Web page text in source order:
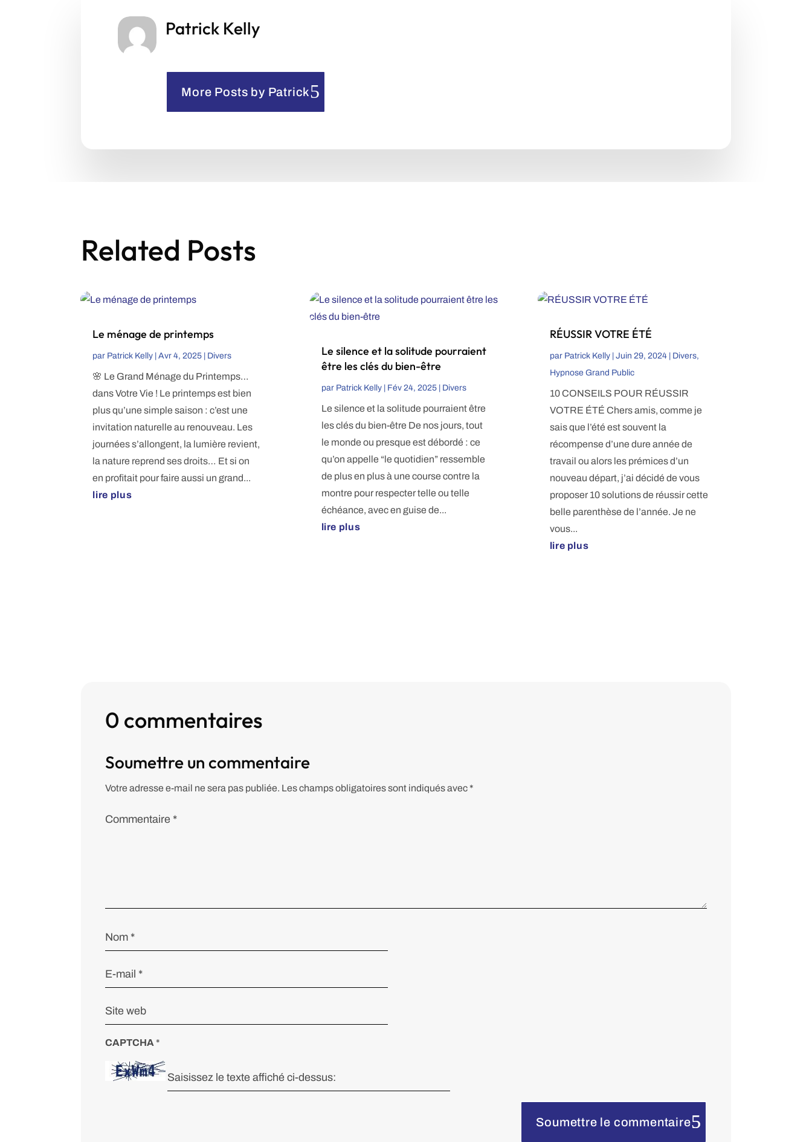
Patrick Kelly
More Posts by Patrick
Related Posts
Le ménage de printemps
par Patrick Kelly |Avr 4, 2025 Divers
🌸 Le Grand Ménage du Printemps…
dans Votre Vie ! Le printemps est bien
plus qu’une simple saison : c’est une
invitation naturelle au renouveau. Les
journées s’allongent, la lumière revient,
la nature reprend ses droits… Et si on
en profitait pour faire aussi un grand...
lire plus
Le silence et la solitude pourraient
être les clés du bien-être
par Patrick Kelly| Fév 24, 2025| Divers
Le silence et la solitude pourraient être
les clés du bien-être De nos jours, tout
le monde ou presque est débordé : ce
qu’on appelle “le quotidien” ressemble
de plus en plus à une course contre la
montre pour respecter telle ou telle
échéance, avec en guise de...
lire plus
RÉUSSIR VOTRE ÉTÉ
par Patrick Kelly| Juin 29, 2024| Divers,
Hypnose Grand Public
10 CONSEILS POUR RÉUSSIR
VOTRE ÉTÉ Chers amis, comme je
sais que l’été est souvent la
récompense d’une dure année de
travail ou alors les prémices d’un
nouveau départ, j’ai décidé de vous
proposer 10 solutions de réussir cette
belle parenthèse de l’année. Je ne
vous...
lire plus
0 commentaires
Soumettre un commentaire
Votre adresse e-mail ne sera pas publiée. Les champs obligatoires sont indiqués avec *
CAPTCHA *
Soumettre le commentaire